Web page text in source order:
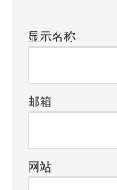
显示名称
邮箱
网站